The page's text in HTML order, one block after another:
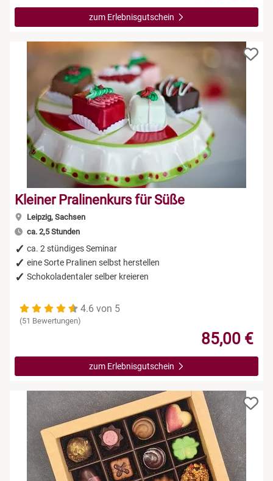
zum Erlebnisgutschein
Kleiner Pralinenkurs für Süße
Leipzig, Sachsen
ca. 2,5 Stunden
ca. 2 stündiges Seminar
eine Sorte Pralinen selbst herstellen
Schokoladentaler selber kreieren
4.6 von 5
(51 Bewertungen)
85,00 €
zum Erlebnisgutschein
Nürnberg
Siebeldingen bei Ludwigshafen am Rhein
Stuttgart
Würzburg
Zwickau